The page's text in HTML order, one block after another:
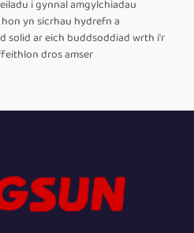
i gynnal amgylchiadau
yn sicrhau hydrefn a
solid ar eich buddsoddiad wrth i'r
dros amser